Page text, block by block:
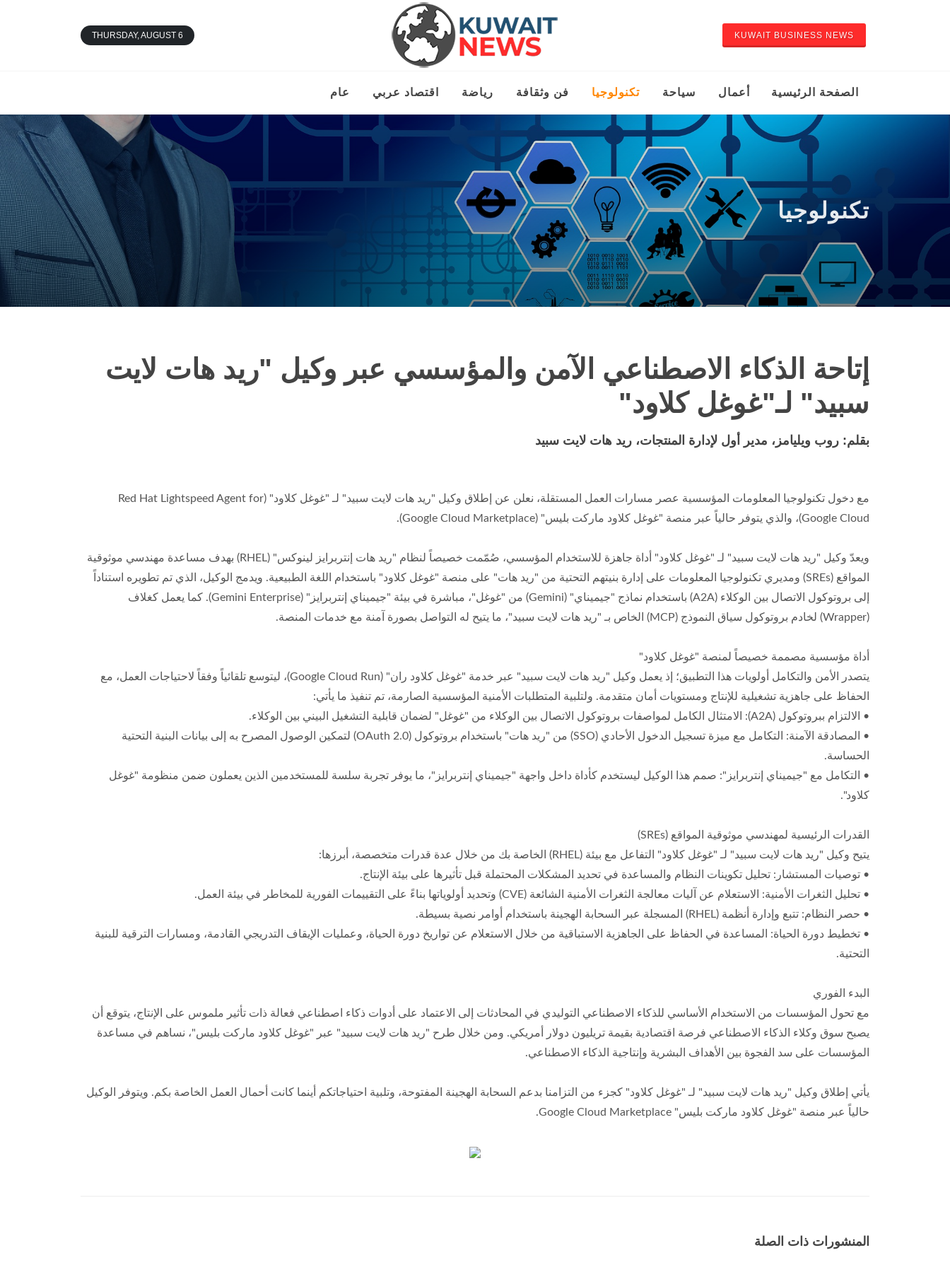
KUWAIT BUSINESS NEWS
THURSDAY, AUGUST 6
الصفحة الرئيسية أعمال سياحة تكنولوجيا فن وثقافة رياضة اقتصاد عربي عام
تكنولوجيا
إتاحة الذكاء الاصطناعي الآمن والمؤسسي عبر وكيل "ريد هات لايت
سبيد" لـ"غوغل كلاود"
بقلم: روب ويليامز، مدير أول لإدارة المنتجات، ريد هات لايت سبيد
مع دخول تكنولوجيا المعلومات المؤسسية عصر مسارات العمل المستقلة، نعلن عن إطلاق وكيل "ريد هات لايت سبيد" لـ "غوغل كلاود" (Red Hat Lightspeed Agent for
Google Cloud)، والذي يتوفر حالياً عبر منصة "غوغل كلاود ماركت بليس" (Google Cloud Marketplace).
ويعدّ وكيل "ريد هات لايت سبيد" لـ "غوغل كلاود" أداة جاهزة للاستخدام المؤسسي، صُمّمت خصيصاً لنظام "ريد هات إنتربرايز لينوكس" (RHEL) بهدف مساعدة مهندسي موثوقية
المواقع (SREs) ومديري تكنولوجيا المعلومات على إدارة بنيتهم التحتية من "ريد هات" على منصة "غوغل كلاود" باستخدام اللغة الطبيعية. ويدمج الوكيل، الذي تم تطويره استناداً
إلى بروتوكول الاتصال بين الوكلاء (A2A) باستخدام نماذج "جيميناي" (Gemini) من "غوغل"، مباشرة في بيئة "جيميناي إنتربرايز" (Gemini Enterprise). كما يعمل كغلاف
(Wrapper) لخادم بروتوكول سياق النموذج (MCP) الخاص بـ "ريد هات لايت سبيد"، ما يتيح له التواصل بصورة آمنة مع خدمات المنصة.
أداة مؤسسية مصممة خصيصاً لمنصة "غوغل كلاود"
يتصدر الأمن والتكامل أولويات هذا التطبيق؛ إذ يعمل وكيل "ريد هات لايت سبيد" عبر خدمة "غوغل كلاود ران" (Google Cloud Run)، ليتوسع تلقائياً وفقاً لاحتياجات العمل، مع
الحفاظ على جاهزية تشغيلية للإنتاج ومستويات أمان متقدمة. ولتلبية المتطلبات الأمنية المؤسسية الصارمة، تم تنفيذ ما يأتي:
• الالتزام ببروتوكول (A2A): الامتثال الكامل لمواصفات بروتوكول الاتصال بين الوكلاء من "غوغل" لضمان قابلية التشغيل البيني بين الوكلاء.
• المصادقة الآمنة: التكامل مع ميزة تسجيل الدخول الأحادي (SSO) من "ريد هات" باستخدام بروتوكول (OAuth 2.0) لتمكين الوصول المصرح به إلى بيانات البنية التحتية
الحساسة.
• التكامل مع "جيميناي إنتربرايز": صمم هذا الوكيل ليستخدم كأداة داخل واجهة "جيميناي إنتربرايز"، ما يوفر تجربة سلسة للمستخدمين الذين يعملون ضمن منظومة "غوغل
كلاود".
القدرات الرئيسية لمهندسي موثوقية المواقع (SREs)
يتيح وكيل "ريد هات لايت سبيد" لـ "غوغل كلاود" التفاعل مع بيئة (RHEL) الخاصة بك من خلال عدة قدرات متخصصة، أبرزها:
• توصيات المستشار: تحليل تكوينات النظام والمساعدة في تحديد المشكلات المحتملة قبل تأثيرها على بيئة الإنتاج.
• تحليل الثغرات الأمنية: الاستعلام عن آليات معالجة الثغرات الأمنية الشائعة (CVE) وتحديد أولوياتها بناءً على التقييمات الفورية للمخاطر في بيئة العمل.
• حصر النظام: تتبع وإدارة أنظمة (RHEL) المسجلة عبر السحابة الهجينة باستخدام أوامر نصية بسيطة.
• تخطيط دورة الحياة: المساعدة في الحفاظ على الجاهزية الاستباقية من خلال الاستعلام عن تواريخ دورة الحياة، وعمليات الإيقاف التدريجي القادمة، ومسارات الترقية للبنية
التحتية.
البدء الفوري
مع تحول المؤسسات من الاستخدام الأساسي للذكاء الاصطناعي التوليدي في المحادثات إلى الاعتماد على أدوات ذكاء اصطناعي فعالة ذات تأثير ملموس على الإنتاج، يتوقع أن
يصبح سوق وكلاء الذكاء الاصطناعي فرصة اقتصادية بقيمة تريليون دولار أمريكي. ومن خلال طرح "ريد هات لايت سبيد" عبر "غوغل كلاود ماركت بليس"، نساهم في مساعدة
المؤسسات على سد الفجوة بين الأهداف البشرية وإنتاجية الذكاء الاصطناعي.
يأتي إطلاق وكيل "ريد هات لايت سبيد" لـ "غوغل كلاود" كجزء من التزامنا بدعم السحابة الهجينة المفتوحة، وتلبية احتياجاتكم أينما كانت أحمال العمل الخاصة بكم. ويتوفر الوكيل
حالياً عبر منصة "غوغل كلاود ماركت بليس" Google Cloud Marketplace.
المنشورات ذات الصلة